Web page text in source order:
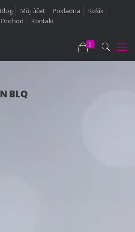
Blog Můj účet Pokladna
Košík
Obchod
Kontakt
0